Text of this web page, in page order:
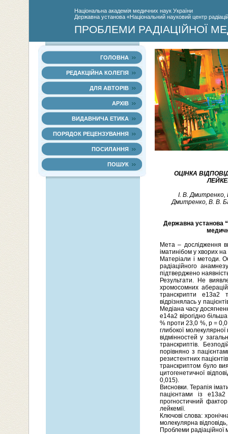
Нацiональна академiя медичних наук України
Державна установа «Національний науковий центр
ПРОБЛЕМИ РАДІАЦІЙНОЇ
ГОЛОВНА
РЕДАКЦІЙНА КОЛЕГІЯ
ДЛЯ АВТОРІВ
АРХІВ
ВИДАВНИЧА ЕТИКА
ПОРЯДОК РЕЦЕНЗУВАННЯ
ПОСИЛАННЯ
ПОШУК
ОЦІНКА
І. В.
Дмитренко, В. В.
Державна установа
Мета – дослідження
іматинібом у хворих
Матеріали і методи.
радіаційного
підтверджено
Результати. Не
хромосомних
транскрипти е13а2
відрізнялась у
Медіана часу
е14а2 вірогідно
% проти 23,0 %, р =
глибокої
відмінностей у
транскриптів.
порівняно з
резистентних
транскриптом було
цитогенетичної
0,015).
Висновки. Терапія
пацієнтами із
прогностичний фактор
лейкемії.
Ключові слова:
молекулярна
Проблеми радіаційної